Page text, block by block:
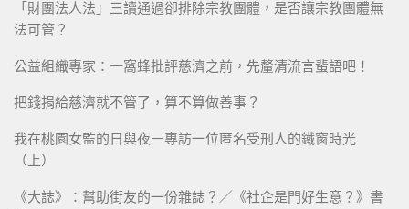
「財團法人法」三讀通過卻排除宗教團體，是否讓宗教團體無
法可管？
公益組織專家：一窩蜂批評慈濟之前，先釐清流言蜚語吧！
把錢捐給慈濟就不管了，算不算做善事？
我在桃園女監的日與夜－專訪一位匿名受刑人的鐵窗時光
（上）
《大誌》：幫助街友的一份雜誌？／《社企是門好生意？》書